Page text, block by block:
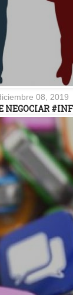
08, 2019
NEGOCIAR